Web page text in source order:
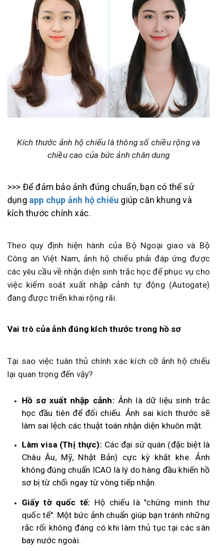
Kích thước ảnh hộ chiếu là thông số chiều rộng và
chiều cao của bức ảnh chân dung
>>> Để đảm bảo ảnh đúng chuẩn, bạn có thể sử
dụng app chụp ảnh hộ chiếu giúp căn khung và
kích thước chính xác.
Theo quy định hiện hành của Bộ Ngoại giao và Bộ
Công an Việt Nam, ảnh hộ chiếu phải đáp ứng được
các yêu cầu về nhận diện sinh trắc học để phục vụ cho
việc kiểm soát xuất nhập cảnh tự động (Autogate)
đang được triển khai rộng rãi.
Vai trò của ảnh đúng kích thước trong hồ sơ
Tại sao việc tuân thủ chính xác kích cỡ ảnh hộ chiếu
lại quan trọng đến vậy?
Hồ sơ xuất nhập cảnh: Ảnh là dữ liệu sinh trắc
học đầu tiên để đối chiếu. Ảnh sai kích thước sẽ
làm sai lệch các thuật toán nhận diện khuôn mặt.
Làm visa (Thị thực): Các đại sứ quán (đặc biệt là
Châu Âu, Mỹ, Nhật Bản) cực kỳ khắt khe. Ảnh
không đúng chuẩn ICAO là lý do hàng đầu khiến hồ
sơ bị từ chối ngay từ vòng tiếp nhận.
Giấy tờ quốc tế: Hộ chiếu là "chứng minh thư
quốc tế". Một bức ảnh chuẩn giúp bạn tránh những
rắc rối không đáng có khi làm thủ tục tại các sân
bay nước ngoài.